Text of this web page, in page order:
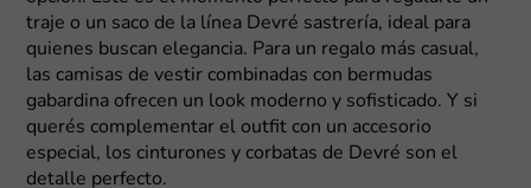
traje o un saco de la línea Devré sastrería, ideal para
quienes buscan elegancia. Para un regalo más casual,
las camisas de vestir combinadas con bermudas
gabardina ofrecen un look moderno y sofisticado. Y si
querés complementar el outfit con un accesorio
especial, los cinturones y corbatas de Devré son el
detalle perfecto.